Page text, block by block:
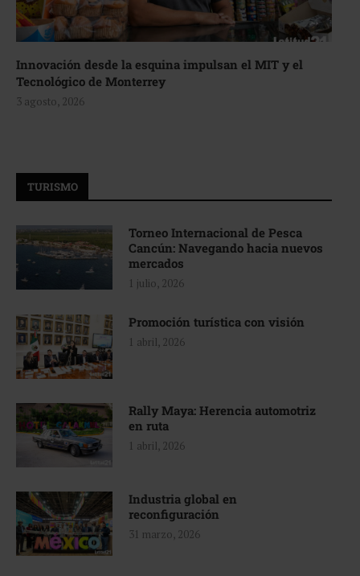
Innovación desde la esquina impulsan el MIT y el
Tecnológico de Monterrey
3 agosto, 2026
TURISMO
Torneo Internacional de Pesca
Cancún: Navegando hacia nuevos
mercados
1 julio, 2026
Promoción turística con visión
1 abril, 2026
Rally Maya: Herencia automotriz
en ruta
1 abril, 2026
Industria global en
reconfiguración
31 marzo, 2026